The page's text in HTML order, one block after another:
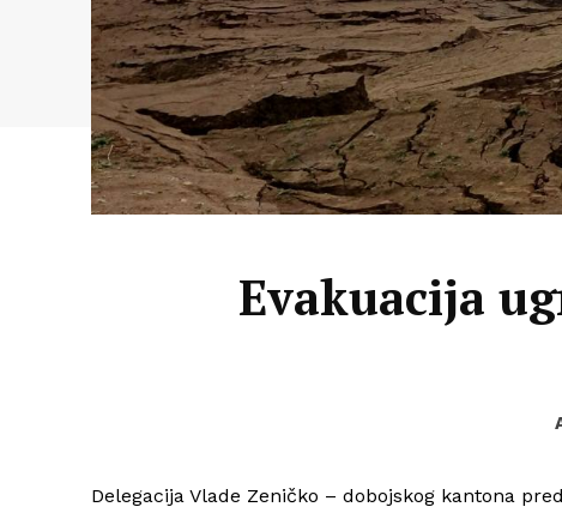
Evakuacija
Delegacija Vlade Zeničko – dobojskog kantona